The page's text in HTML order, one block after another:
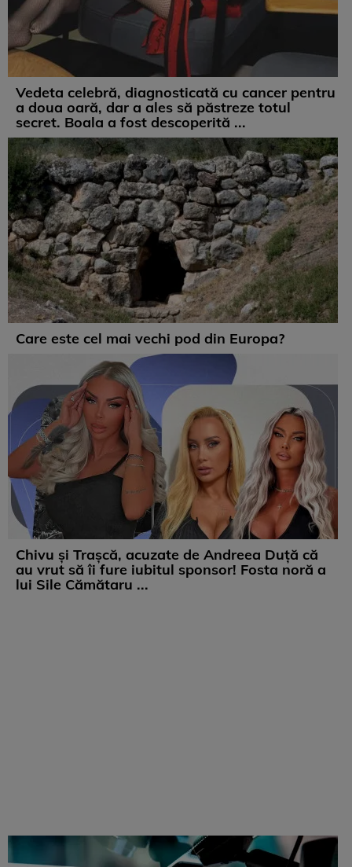
Vedeta celebră, diagnosticată cu cancer pentru
a doua oară, dar a ales să păstreze totul
secret. Boala a fost descoperită ...
Care este cel mai vechi pod din Europa?
Chivu și Trașcă, acuzate de Andreea Duță că
au vrut să îi fure iubitul sponsor! Fosta noră a
lui Sile Cămătaru ...